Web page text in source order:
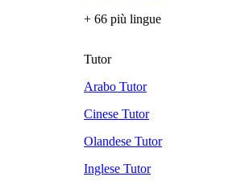
+ 66 più lingue
Tutor
Arabo Tutor
Cinese Tutor
Olandese Tutor
Inglese Tutor